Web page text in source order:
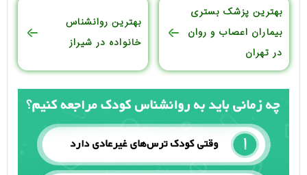
بهترین پزشک بستری
بیماران اعصاب و روان
در تهران
بهترین روانشناس
خانواده در شیراز